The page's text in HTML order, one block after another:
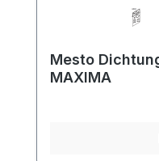
Mesto
MAXIMA